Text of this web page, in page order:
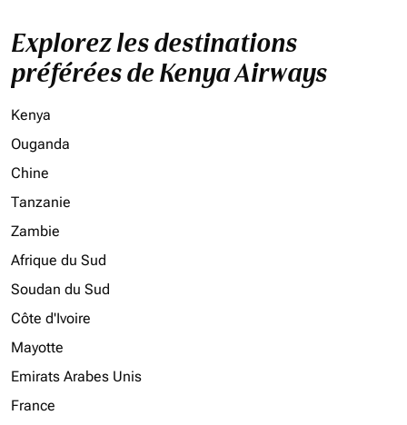
Explorez les destinations
préférées de Kenya Airways
Kenya
Ouganda
Chine
Tanzanie
Zambie
Afrique du Sud
Soudan du Sud
Côte d'Ivoire
Mayotte
Emirats Arabes Unis
France